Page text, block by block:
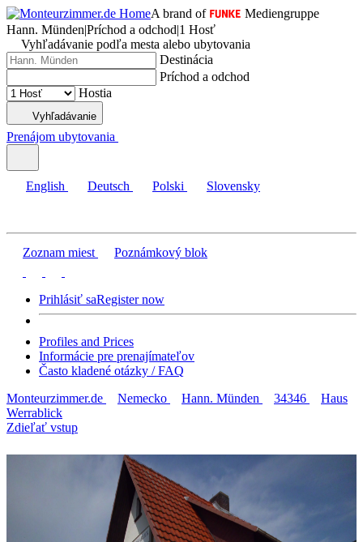
A brand of
Mediengruppe
Hann. Münden|Príchod a odchod|1 Hosť
Vyhľadávanie podľa mesta alebo ubytovania
Destinácia
Príchod a odchod
Hostia
Vyhľadávanie
Prenájom ubytovania
English Deutsch Polski Slovensky
Zoznam miest Poznámkový blok
Prihlásiť saRegister now
Profiles and Prices
Informácie pre prenajímateľov
Často kladené otázky / FAQ
Monteurzimmer.de
Nemecko Hann. Münden 34346
Haus
Werrablick
Zdieľať vstup